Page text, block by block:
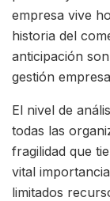
empresa vive
historia del
anticipación
gestión
El nivel de
todas las
fragilidad que
vital
limitados